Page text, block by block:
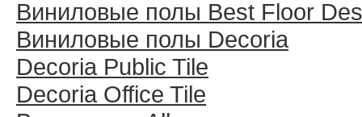
Виниловые полы Best Floor
Виниловые полы Decoria
Decoria Public Tile
Decoria Office Tile